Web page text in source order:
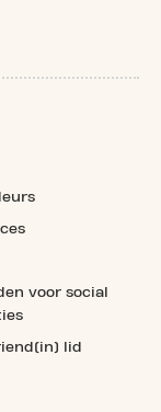
voor social
lid